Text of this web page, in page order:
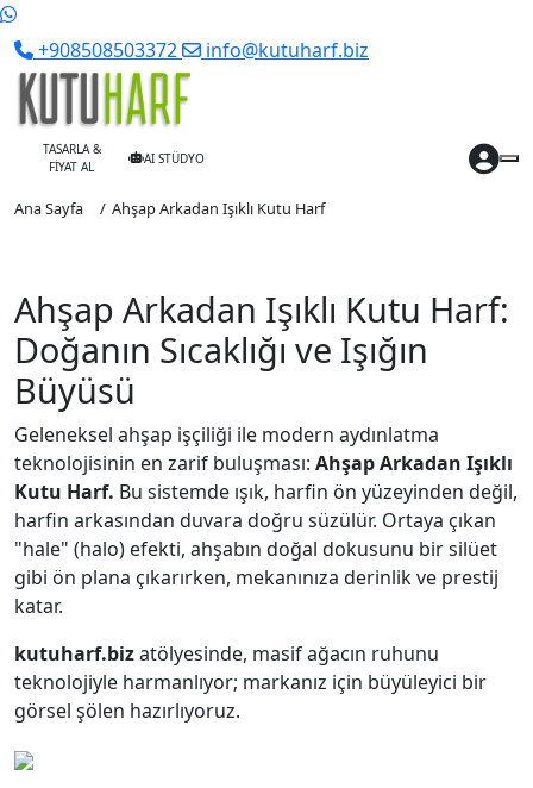
+908508503372 info@kutuharf.biz
TASARLA &
FİYAT AL
AI STÜDYO
Ana Sayfa Ahşap Arkadan Işıklı Kutu Harf
Ahşap Arkadan Işıklı Kutu Harf:
Doğanın Sıcaklığı ve Işığın
Büyüsü
Geleneksel ahşap işçiliği ile modern aydınlatma
teknolojisinin en zarif buluşması: Ahşap Arkadan Işıklı
Kutu Harf. Bu sistemde ışık, harfin ön yüzeyinden değil,
harfin arkasından duvara doğru süzülür. Ortaya çıkan
"hale" (halo) efekti, ahşabın doğal dokusunu bir silüet
gibi ön plana çıkarırken, mekanınıza derinlik ve prestij
katar.
kutuharf.bizatölyesinde, masif ağacın ruhunu
teknolojiyle harmanlıyor; markanız için büyüleyici bir
görsel şölen hazırlıyoruz.